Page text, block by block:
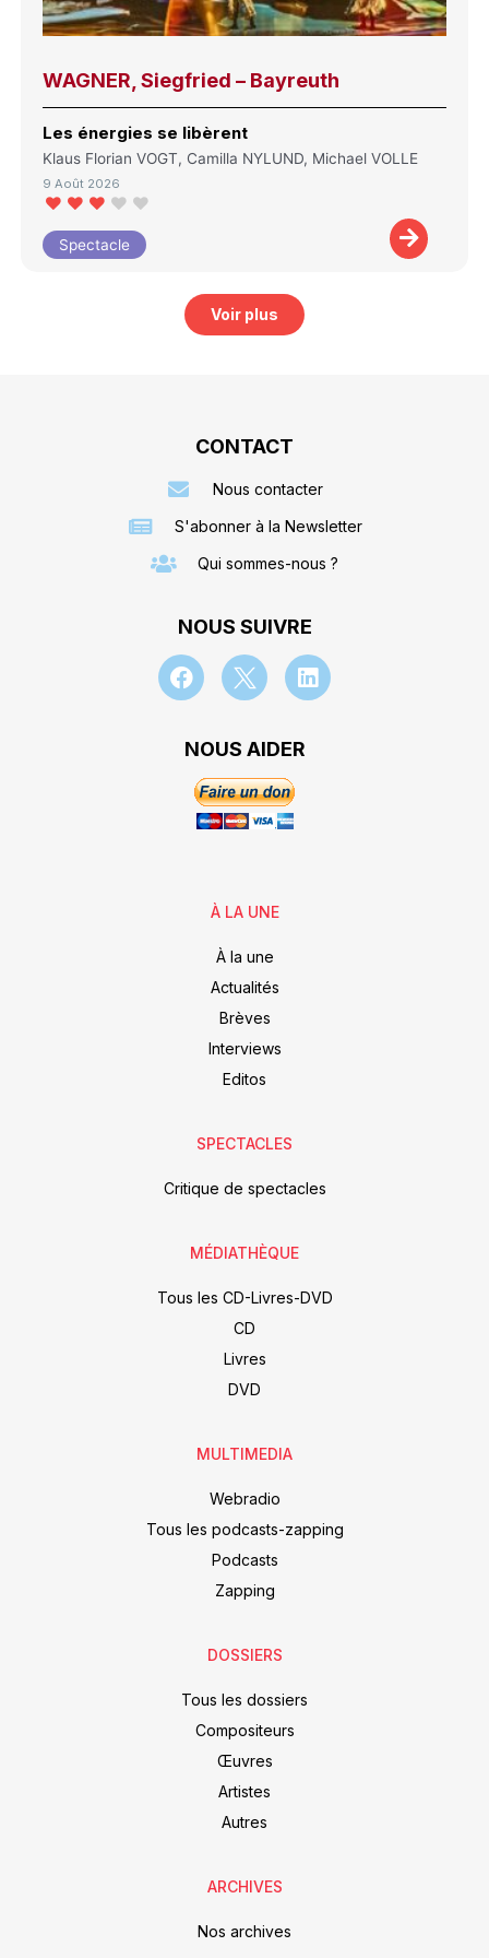
WAGNER, Siegfried – Bayreuth
Les énergies se libèrent
Klaus Florian VOGT, Camilla NYLUND, Michael VOLLE
9 Août 2026
Spectacle
Voir plus
CONTACT
Nous contacter
S'abonner à la Newsletter
Qui sommes-nous ?
NOUS SUIVRE
NOUS AIDER
À LA UNE
À la une
Actualités
Brèves
Interviews
Editos
SPECTACLES
Critique de spectacles
MÉDIATHÈQUE
Tous les CD-Livres-DVD
CD
Livres
DVD
MULTIMEDIA
Webradio
Tous les podcasts-zapping
Podcasts
Zapping
DOSSIERS
Tous les dossiers
Compositeurs
Œuvres
Artistes
Autres
ARCHIVES
Nos archives